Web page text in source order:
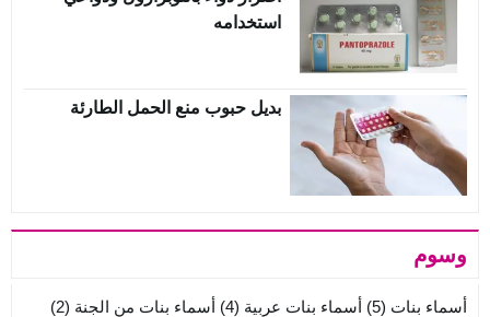
استخدامه
بديل حبوب منع الحمل الطارئة
وسوم
أسماء بنات (5) أسماء بنات عربية (4) أسماء بنات من الجنة (2)